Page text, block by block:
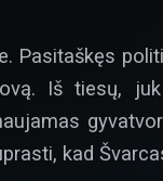
Pasitaškęs
Iš tiesų,
kad